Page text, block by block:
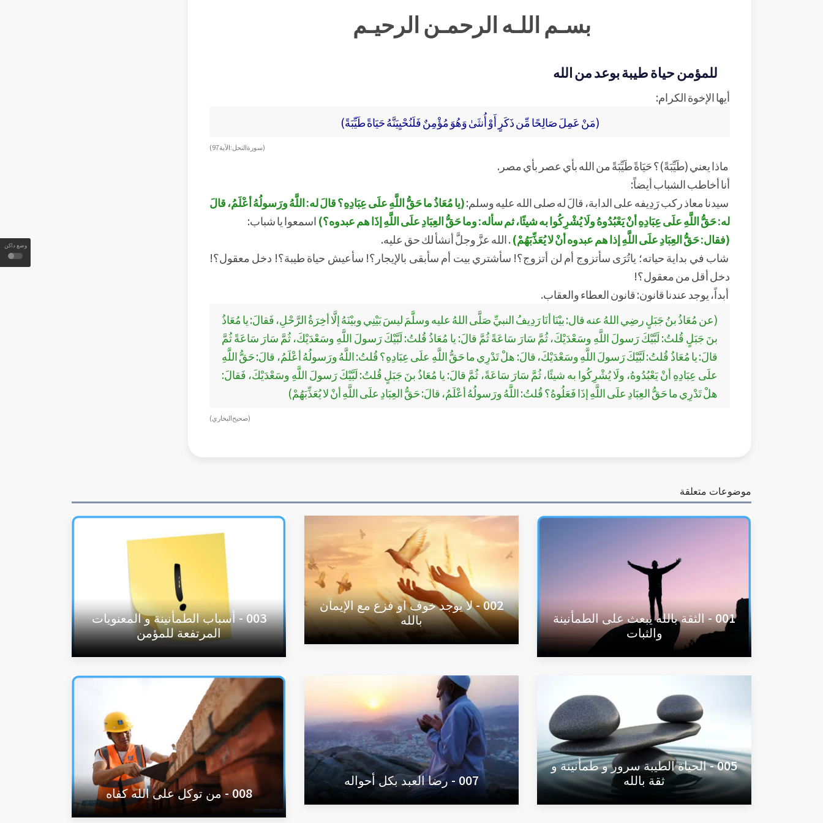
وضع داكن
بسـم اللـه الرحمـن الرحيـم
للمؤمن حياة طيبة بوعد من الله
أيها الإخوة الكرام:
(مَنْ عَمِلَ صَالِحًا مِّن ذَكَرٍ أَوْ أُنثَىٰ وَهُوَ مُؤْمِنٌ فَلَنُحْيِيَنَّهُ حَيَاةً طَيِّبَةً)
(سورة النحل: الآية 97)
ماذا يعني (طَيِّبَةً)؟ حَيَاةً طَيِّبَةً من الله بأي عصر بأي مصر.
أنا أخاطب الشباب أيضاً:
سيدنا معاذ ركب رَدِيفه على الدابة، قالَ له صلى الله عليه وسلم:(يا مُعَاذُ ما حَقُّ اللَّهِ علَى عِبَادِهِ؟ قالَ له: اللَّهُ ورَسولُهُ أعْلَمُ، قالَ
له: حَقُّ اللَّهِ علَى عِبَادِهِ أنْ يَعْبُدُوهُ ولَا يُشْرِكُوا به شيئًا، ثم سأله: وما حَقُّ العِبَادِ علَى اللَّهِ إذَا هم عبدوه؟)اسمعوا يا شباب:
(فقال: حَقُّ العِبَادِ علَى اللَّهِ إذا هم عبدوه أنْ لا يُعَذِّبَهُمْ). الله عزَّ وجلَّ أنشأ لك حق عليه.
شاب في بداية حياته؛ ياتُرَى سأتزوج أم لن أتزوج؟! سأشتري بيت أم سأبقى بالإيجار؟! سأعيش حياة طيبة؟! دخل معقول؟!
دخل أقل من معقول؟!
أبداً، يوجد عندنا قانون: قانون العطاء والعقاب.
(عن مُعَاذُ بنُ جَبَلٍ رضِي اللهُ عنه قال: بيْنَا أنَا رَدِيفُ النبيِّ صَلَّى اللهُ عليه وسلَّمَ ليسَ بَيْنِي وبيْنَهُ إلَّا أخِرَةُ الرَّحْلِ، فَقالَ: يا مُعَاذُ
بنَ جَبَلٍ قُلتُ: لَبَّيْكَ رَسولَ اللَّهِ وسَعْدَيْكَ، ثُمَّ سَارَ سَاعَةً ثُمَّ قالَ: يا مُعَاذُ قُلتُ: لَبَّيْكَ رَسولَ اللَّهِ وسَعْدَيْكَ، ثُمَّ سَارَ سَاعَةً ثُمَّ
قالَ: يا مُعَاذُ قُلتُ: لَبَّيْكَ رَسولَ اللَّهِ وسَعْدَيْكَ، قالَ: هلْ تَدْرِي ما حَقُّ اللَّهِ علَى عِبَادِهِ؟ قُلتُ: اللَّهُ ورَسولُهُ أعْلَمُ، قالَ: حَقُّ اللَّهِ
علَى عِبَادِهِ أنْ يَعْبُدُوهُ، ولَا يُشْرِكُوا به شيئًا، ثُمَّ سَارَ سَاعَةً، ثُمَّ قالَ: يا مُعَاذُ بنَ جَبَلٍ قُلتُ: لَبَّيْكَ رَسولَ اللَّهِ وسَعْدَيْكَ، فَقالَ:
هلْ تَدْرِي ما حَقُّ العِبَادِ علَى اللَّهِ إذَا فَعَلُوهُ؟ قُلتُ: اللَّهُ ورَسولُهُ أعْلَمُ، قالَ: حَقُّ العِبَادِ علَى اللَّهِ أنْ لا يُعَذِّبَهُمْ)
(صحيح البخاري)
موضوعات متعلقة
001 - الثقة بالله يبعث على الطمأنينة
والثبات
002 - لا يوجد خوف او فزع مع الإيمان
بالله
003 - أسباب الطمأنينة و المعنويات
المرتفعة للمؤمن
005 - الحياة الطيبة سرور و طمأنينة و
ثقة بالله
007 - رضا العبد بكل أحواله
008 - من توكل على الله كفاه